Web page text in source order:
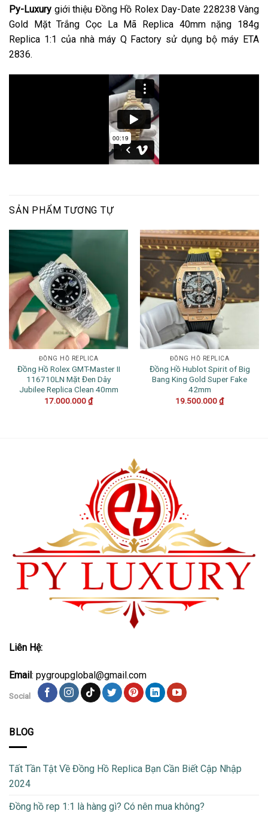
Py-Luxury giới thiệu Đồng Hồ Rolex Day-Date 228238 Vàng
Gold Mặt Trắng Cọc La Mã Replica 40mm nặng 184g
Replica 1:1 của nhà máy Q Factory sử dụng bộ máy ETA
2836.
SẢN PHẨM TƯƠNG TỰ
ĐỒNG HỒ REPLICA
Đồng Hồ Rolex GMT-Master II
116710LN Mặt Đen Dây
Jubilee Replica Clean 40mm
17.000.000₫
ĐỒNG HỒ REPLICA
Đồng Hồ Hublot Spirit of Big
Bang King Gold Super Fake
42mm
19.500.000₫
Liên Hệ:
Email : pygroupglobal@gmail.com
Social
BLOG
Tất Tần Tật Về Đồng Hồ Replica Bạn Cần Biết Cập Nhập
2024
Đồng hồ rep 1:1 là hàng gì? Có nên mua không?